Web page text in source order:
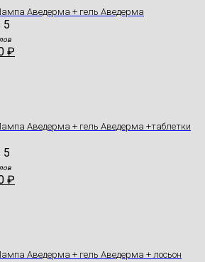
Аведерма + гель Аведерма
5
₽
Аведерма + гель Аведерма +таблетки
5
₽
Аведерма + гель Аведерма + лосьон